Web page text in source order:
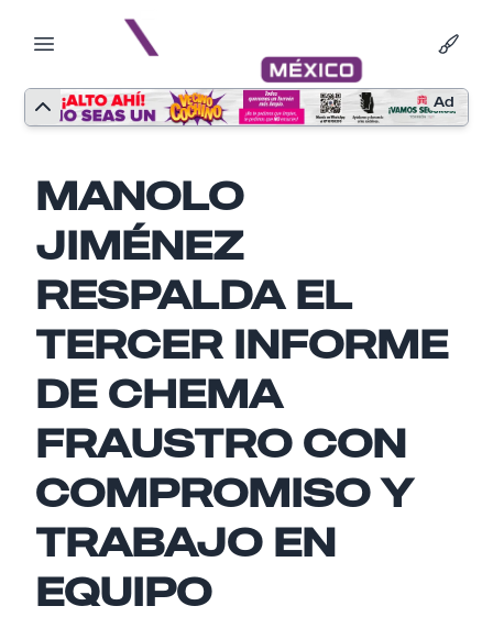
Ad
MANOLO
JIMÉNEZ
RESPALDA EL
TERCER INFORME
DE CHEMA
FRAUSTRO CON
COMPROMISO Y
TRABAJO EN
EQUIPO
Nombre
Email